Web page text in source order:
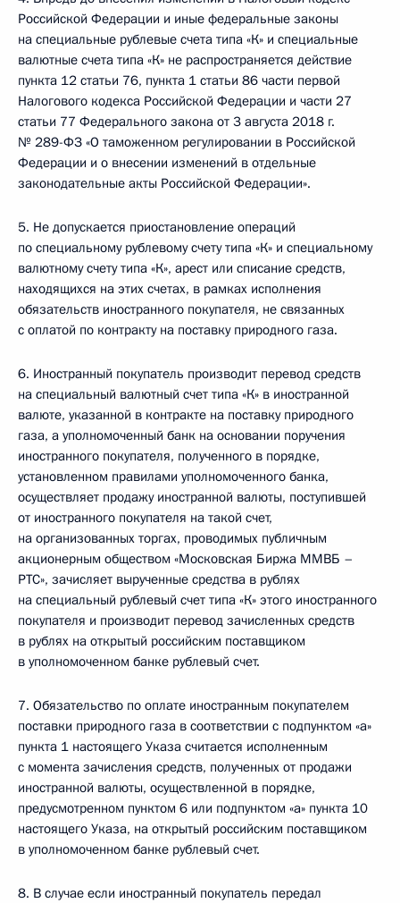
Российской Федерации и иные федеральные законы
на специальные рублевые счета типа «К» и специальные
валютные счета типа «К» не распространяется действие
пункта 12 статьи 76, пункта 1 статьи 86 части первой
Налогового кодекса Российской Федерации и части 27
статьи 77 Федерального закона от 3 августа 2018 г.
№ 289-ФЗ «О таможенном регулировании в Российской
Федерации и о внесении изменений в отдельные
законодательные акты Российской Федерации».
5. Не допускается приостановление операций
по специальному рублевому счету типа «К» и специальному
валютному счету типа «К», арест или списание средств,
находящихся на этих счетах, в рамках исполнения
обязательств иностранного покупателя, не связанных
с оплатой по контракту на поставку природного газа.
6. Иностранный покупатель производит перевод средств
на специальный валютный счет типа «К» в иностранной
валюте, указанной в контракте на поставку природного
газа, а уполномоченный банк на основании поручения
иностранного покупателя, полученного в порядке,
установленном правилами уполномоченного банка,
осуществляет продажу иностранной валюты, поступившей
от иностранного покупателя на такой счет,
на организованных торгах, проводимых публичным
акционерным обществом «Московская Биржа ММВБ –
РТС», зачисляет вырученные средства в рублях
на специальный рублевый счет типа «К» этого иностранного
покупателя и производит перевод зачисленных средств
в рублях на открытый российским поставщиком
в уполномоченном банке рублевый счет.
7. Обязательство по оплате иностранным покупателем
поставки природного газа в соответствии с подпунктом «а»
пункта 1 настоящего Указа считается исполненным
с момента зачисления средств, полученных от продажи
иностранной валюты, осуществленной в порядке,
предусмотренном пунктом 6 или подпунктом «а» пункта 10
настоящего Указа, на открытый российским поставщиком
в уполномоченном банке рублевый счет.
8. В случае если иностранный покупатель передал